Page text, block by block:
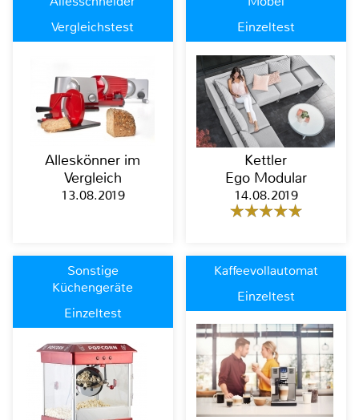
Vergleichstest
Alleskönner im
Vergleich
13.08.2019
Einzeltest
Kettler
Ego Modular
14.08.2019
Sonstige
Küchengeräte
Einzeltest
Kaffeevollautomat
Einzeltest